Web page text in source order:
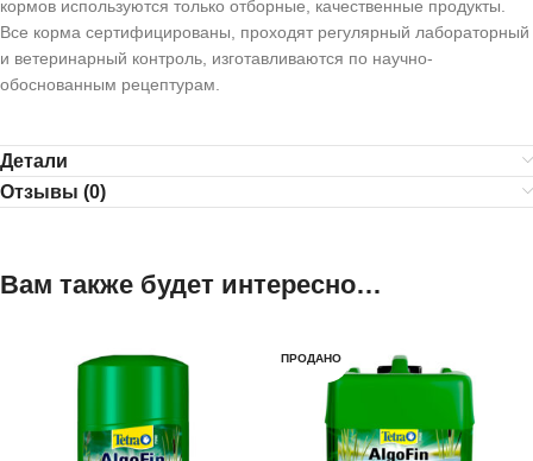
кормов используются только отборные, качественные продукты.
Все корма сертифицированы, проходят регулярный лабораторный
и ветеринарный контроль, изготавливаются по научно-
обоснованным рецептурам.
Детали
Отзывы (0)
Вам также будет интересно…
ПРОДАНО